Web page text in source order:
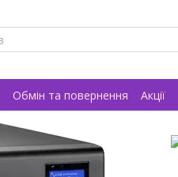
Обмін та повернення Акції